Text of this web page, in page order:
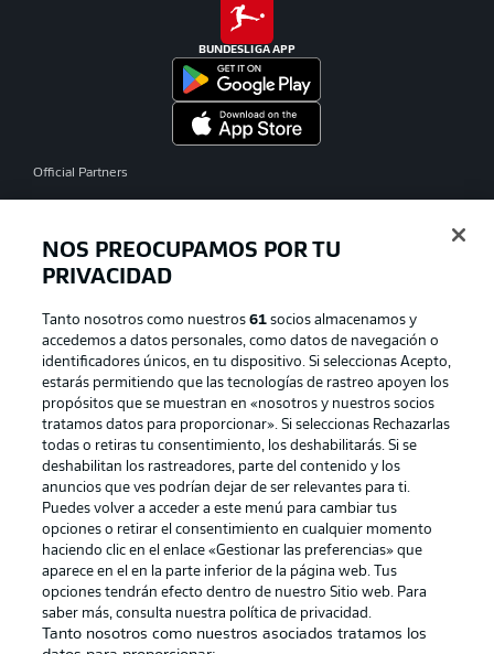
BUNDESLIGA APP
Official Partners
Publicidad Aviso legal
Gestionar las preferencias Declaracion de privacidad
Canales Trabajos
Jugadores Condiciones de uso
Sello Editorial Contacto
NOS PREOCUPAMOS POR TU
PRIVACIDAD
Tanto nosotros como nuestros61 socios almacenamos y
accedemos a datos personales, como datos de navegación o
identificadores únicos, en tu dispositivo. Si seleccionas Acepto,
estarás permitiendo que las tecnologías de rastreo apoyen los
propósitos que se muestran en «nosotros y nuestros socios
tratamos datos para proporcionar». Si seleccionas Rechazarlas
todas o retiras tu consentimiento, los deshabilitarás. Si se
deshabilitan los rastreadores, parte del contenido y los
anuncios que ves podrían dejar de ser relevantes para ti.
Puedes volver a acceder a este menú para cambiar tus
opciones o retirar el consentimiento en cualquier momento
haciendo clic en el enlace «Gestionar las preferencias» que
aparece en el en la parte inferior de la página web. Tus
opciones tendrán efecto dentro de nuestro Sitio web. Para
saber más, consulta nuestra política de privacidad.
Tanto nosotros como nuestros asociados tratamos los